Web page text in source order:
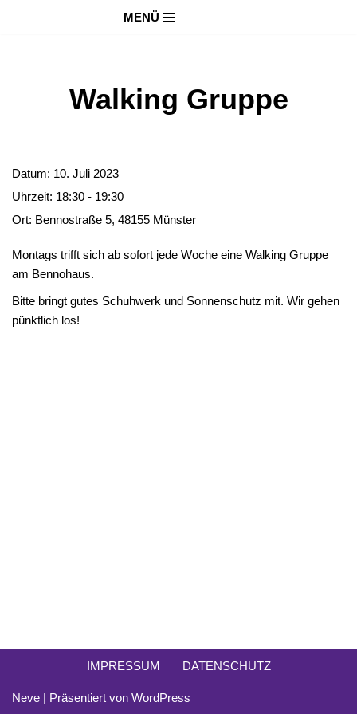
MENÜ
Walking Gruppe
Datum: 10. Juli 2023
Uhrzeit: 18:30 - 19:30
Ort: Bennostraße 5, 48155 Münster
Montags trifft sich ab sofort jede Woche eine Walking Gruppe
am Bennohaus.
Bitte bringt gutes Schuhwerk und Sonnenschutz mit. Wir gehen
pünktlich los!
IMPRESSUM DATENSCHUTZ
Neve | Präsentiert von WordPress